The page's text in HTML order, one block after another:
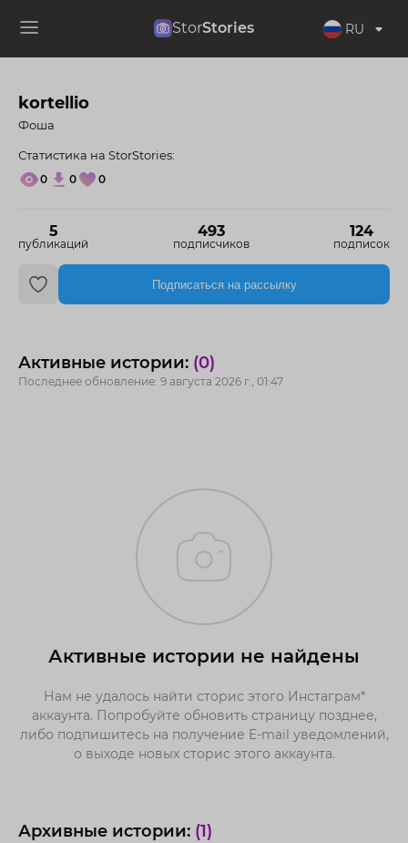
StorStories RU
kortellio
5
публикаций
493
подписчиков
124
подписок
Фоша
Статистика на StorStories:
0 0 0
Подписаться на рассылку
Активные истории: (0)
Последнее обновление: 9 августа 2026 г., 01:47
Активные истории не найдены
Нам не удалось найти сторис этого Инстаграм*
аккаунта. Попробуйте обновить страницу позднее,
либо подпишитесь на получение E-mail уведомлений,
о выходе новых сторис этого аккаунта.
Архивные истории: (1)